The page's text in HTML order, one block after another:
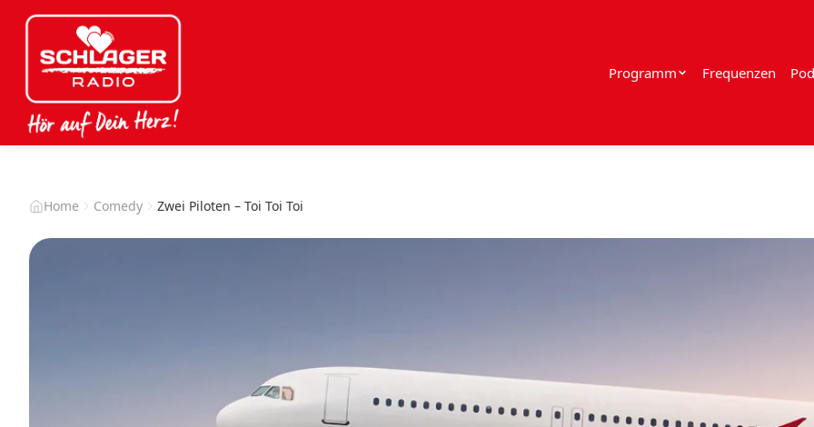
Programm Frequenzen
Home Comedy Zwei Piloten – Toi Toi Toi